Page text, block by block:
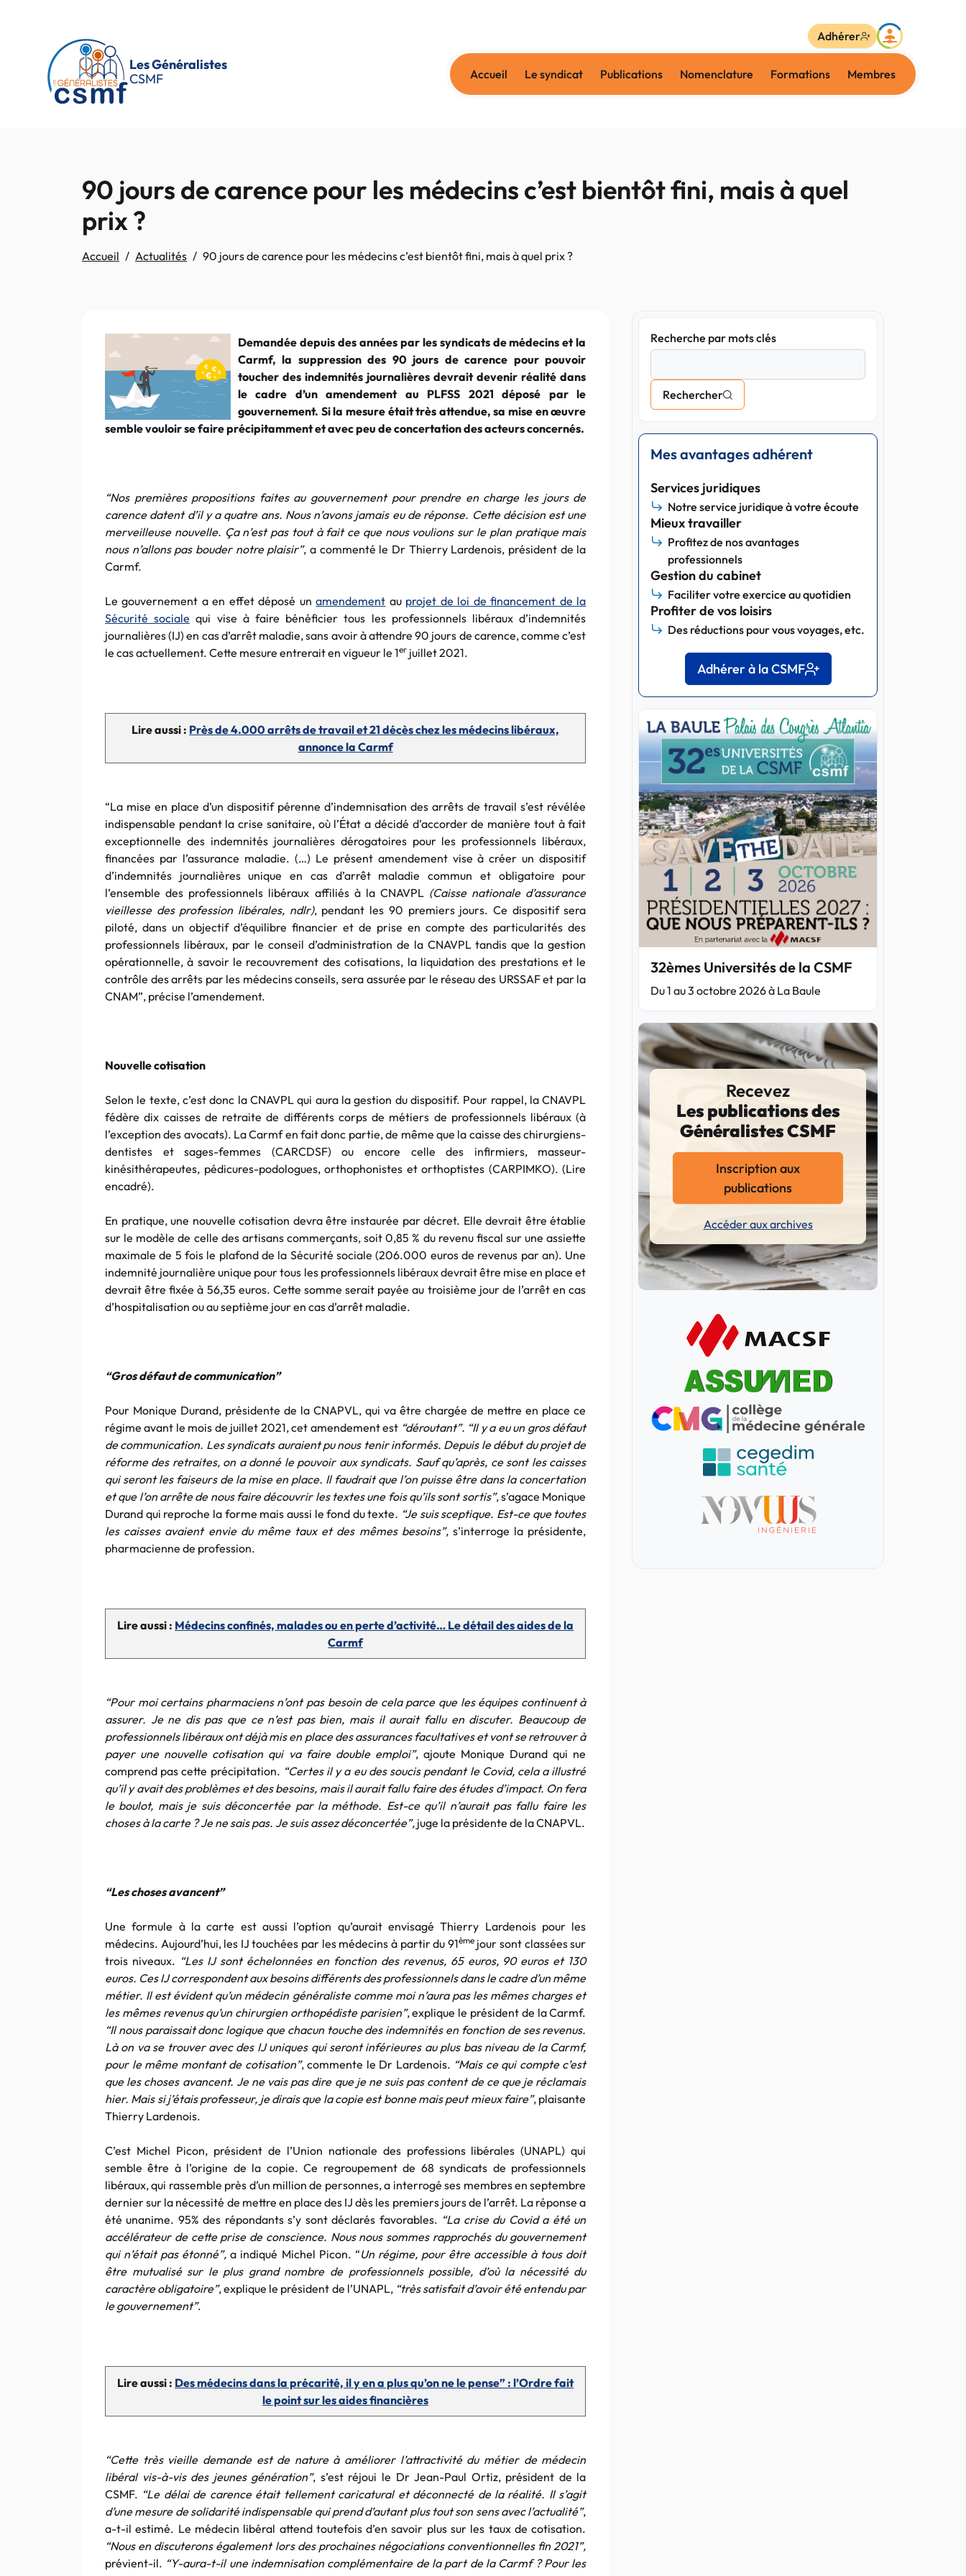
Les Généralistes
CSMF
Accueil Le syndicat Publications Nomenclature Formations Membres
Adhérer
90 jours de carence pour les médecins c’est bientôt fini, mais à quel
prix ?
Accueil Actualités 90 jours de carence pour les médecins c’est bientôt fini, mais à quel prix ?
Demandée depuis des années par les syndicats de médecins et la
Carmf, la suppression des 90 jours de carence pour pouvoir
toucher des indemnités journalières devrait devenir réalité dans
le cadre d’un amendement au PLFSS 2021 déposé par le
gouvernement. Si la mesure était très attendue, sa mise en œuvre
semble vouloir se faire précipitamment et avec peu de concertation des acteurs concernés.
“Nos premières propositions faites au gouvernement pour prendre en charge les jours de
carence datent d’il y a quatre ans. Nous n’avons jamais eu de réponse. Cette décision est une
merveilleuse nouvelle. Ça n’est pas tout à fait ce que nous voulions sur le plan pratique mais
nous n’allons pas bouder notre plaisir”, a commenté le Dr Thierry Lardenois, président de la
Carmf.
Le gouvernement a en effet déposé unamendement au projet de loi de financement de la
Sécurité sociale qui vise à faire bénéficier tous les professionnels libéraux d’indemnités
journalières (IJ) en cas d’arrêt maladie, sans avoir à attendre 90 jours de carence, comme c’est
le cas actuellement. Cette mesure entrerait en vigueur le 1er juillet 2021.
Lire aussi : Près de 4.000 arrêts de travail et 21 décès chez les médecins libéraux,
annonce la Carmf
“La mise en place d’un dispositif pérenne d’indemnisation des arrêts de travail s’est révélée
indispensable pendant la crise sanitaire, où l’État a décidé d’accorder de manière tout à fait
exceptionnelle des indemnités journalières dérogatoires pour les professionnels libéraux,
financées par l’assurance maladie. (…) Le présent amendement vise à créer un dispositif
d’indemnités journalières unique en cas d’arrêt maladie commun et obligatoire pour
l’ensemble des professionnels libéraux affiliés à la CNAVPL (Caisse nationale d’assurance
vieillesse des profession libérales, ndlr), pendant les 90 premiers jours. Ce dispositif sera
piloté, dans un objectif d’équilibre financier et de prise en compte des particularités des
professionnels libéraux, par le conseil d’administration de la CNAVPL tandis que la gestion
opérationnelle, à savoir le recouvrement des cotisations, la liquidation des prestations et le
contrôle des arrêts par les médecins conseils, sera assurée par le réseau des URSSAF et par la
CNAM”, précise l’amendement.
Nouvelle cotisation
Selon le texte, c’est donc la CNAVPL qui aura la gestion du dispositif. Pour rappel, la CNAVPL
fédère dix caisses de retraite de différents corps de métiers de professionnels libéraux (à
l’exception des avocats). La Carmf en fait donc partie, de même que la caisse des chirurgiens-
dentistes et sages-femmes (CARCDSF) ou encore celle des infirmiers, masseur-
kinésithérapeutes, pédicures-podologues, orthophonistes et orthoptistes (CARPIMKO). (Lire
encadré).
En pratique, une nouvelle cotisation devra être instaurée par décret. Elle devrait être établie
sur le modèle de celle des artisans commerçants, soit 0,85 % du revenu fiscal sur une assiette
maximale de 5 fois le plafond de la Sécurité sociale (206.000 euros de revenus par an). Une
indemnité journalière unique pour tous les professionnels libéraux devrait être mise en place et
devrait être fixée à 56,35 euros. Cette somme serait payée au troisième jour de l’arrêt en cas
d’hospitalisation ou au septième jour en cas d’arrêt maladie.
“Gros défaut de communication”
Pour Monique Durand, présidente de la CNAPVL, qui va être chargée de mettre en place ce
régime avant le mois de juillet 2021, cet amendement est “déroutant”. “Il y a eu un gros défaut
de communication. Les syndicats auraient pu nous tenir informés. Depuis le début du projet de
réforme des retraites, on a donné le pouvoir aux syndicats. Sauf qu’après, ce sont les caisses
qui seront les faiseurs de la mise en place. Il faudrait que l’on puisse être dans la concertation
et que l’on arrête de nous faire découvrir les textes une fois qu’ils sont sortis”, s’agace Monique
Durand qui reproche la forme mais aussi le fond du texte. “Je suis sceptique. Est-ce que toutes
les caisses avaient envie du même taux et des mêmes besoins”, s’interroge la présidente,
pharmacienne de profession.
Lire aussi : Médecins confinés, malades ou en perte d’activité… Le détail des aides de la
Carmf
“Pour moi certains pharmaciens n’ont pas besoin de cela parce que les équipes continuent à
assurer. Je ne dis pas que ce n’est pas bien, mais il aurait fallu en discuter. Beaucoup de
professionnels libéraux ont déjà mis en place des assurances facultatives et vont se retrouver à
payer une nouvelle cotisation qui va faire double emploi”, ajoute Monique Durand qui ne
comprend pas cette précipitation. “Certes il y a eu des soucis pendant le Covid, cela a illustré
qu’il y avait des problèmes et des besoins, mais il aurait fallu faire des études d’impact. On fera
le boulot, mais je suis déconcertée par la méthode. Est-ce qu’il n’aurait pas fallu faire les
choses à la carte ? Je ne sais pas. Je suis assez déconcertée”, juge la présidente de la CNAPVL.
“Les choses avancent”
Une formule à la carte est aussi l’option qu’aurait envisagé Thierry Lardenois pour les
médecins. Aujourd’hui, les IJ touchées par les médecins à partir du 91èmejour sont classées sur
trois niveaux. “Les IJ sont échelonnées en fonction des revenus, 65 euros, 90 euros et 130
euros. Ces IJ correspondent aux besoins différents des professionnels dans le cadre d’un même
métier. Il est évident qu’un médecin généraliste comme moi n’aura pas les mêmes charges et
les mêmes revenus qu’un chirurgien orthopédiste parisien”, explique le président de la Carmf.
“Il nous paraissait donc logique que chacun touche des indemnités en fonction de ses revenus.
Là on va se trouver avec des IJ uniques qui seront inférieures au plus bas niveau de la Carmf,
pour le même montant de cotisation”, commente le Dr Lardenois. “Mais ce qui compte c’est
que les choses avancent. Je ne vais pas dire que je ne suis pas content de ce que je réclamais
hier. Mais si j’étais professeur, je dirais que la copie est bonne mais peut mieux faire”, plaisante
Thierry Lardenois.
C’est Michel Picon, président de l’Union nationale des professions libérales (UNAPL) qui
semble être à l’origine de la copie. Ce regroupement de 68 syndicats de professionnels
libéraux, qui rassemble près d’un million de personnes, a interrogé ses membres en septembre
dernier sur la nécessité de mettre en place des IJ dès les premiers jours de l’arrêt. La réponse a
été unanime. 95% des répondants s’y sont déclarés favorables. “La crise du Covid a été un
accélérateur de cette prise de conscience. Nous nous sommes rapprochés du gouvernement
qui n’était pas étonné”, a indiqué Michel Picon. “Un régime, pour être accessible à tous doit
être mutualisé sur le plus grand nombre de professionnels possible, d’où la nécessité du
caractère obligatoire”, explique le président de l’UNAPL, “très satisfait d’avoir été entendu par
le gouvernement”.
Lire aussi : Des médecins dans la précarité, il y en a plus qu’on ne le pense” : l’Ordre fait
le point sur les aides financières
“Cette très vieille demande est de nature à améliorer l’attractivité du métier de médecin
libéral vis-à-vis des jeunes génération”, s’est réjoui le Dr Jean-Paul Ortiz, président de la
CSMF. “Le délai de carence était tellement caricatural et déconnecté de la réalité. Il s’agit
d’une mesure de solidarité indispensable qui prend d’autant plus tout son sens avec l’actualité”,
a-t-il estimé. Le médecin libéral attend toutefois d’en savoir plus sur les taux de cotisation.
“Nous en discuterons également lors des prochaines négociations conventionnelles fin 2021”,
prévient-il. “Y-aura-t-il une indemnisation complémentaire de la part de la Carmf ? Pour les
Recherche par mots clés
Rechercher
Mes avantages adhérent
Services juridiques
Notre service juridique à votre écoute
Mieux travailler
Profitez de nos avantages
professionnels
Gestion du cabinet
Faciliter votre exercice au quotidien
Profiter de vos loisirs
Des réductions pour vous voyages, etc.
Adhérer à la CSMF
32èmes Universités de la CSMF
Du 1 au 3 octobre 2026 à La Baule
Recevez
Les publications des
Généralistes CSMF
Inscription aux
publications
Accéder aux archives